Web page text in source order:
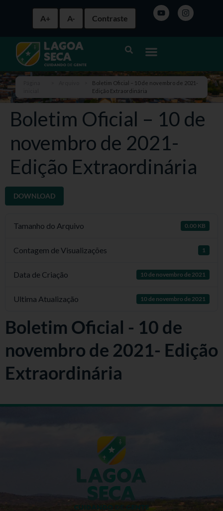
A+ A- Contraste
Boletim Oficial – 10 de novembro de 2021-
Edição Extraordinária
Boletim Oficial – 10 de
novembro de 2021-
Edição Extraordinária
DOWNLOAD
Tamanho do Arquivo 0.00 KB
Contagem de Visualizações 1
Data de Criação 10 de novembro de 2021
Ultima Atualização 10 de novembro de 2021
Boletim Oficial - 10 de
novembro de 2021- Edição
Extraordinária